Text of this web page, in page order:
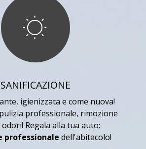
SANIFICAZIONE
igienizzata e come nuova!
professionale, rimozione
Regala alla tua auto:
professionale dell'abitacolo!